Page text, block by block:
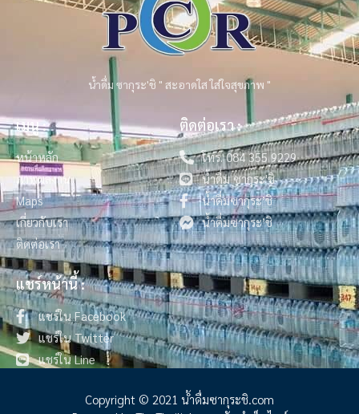
น้ำดื่ม ซากุระ'ชิ " สะอาดใส ใส่ใจสุขภาพ "
เมนู :
หน้าหลัก
ภาพผลงาน
Maps
เกี่ยวกับเรา
ติดต่อเรา
ติดต่อเรา :
โทร. 084 355 9229
น้ำดื่ม ซากุระ'ชิ
น้ำดื่มซากุระ’ชิ
น้ำดื่มซากุระ’ชิ
แชร์หน้านี้ :
แชร์ใน Facebook
แชร์ใน Twitter
แชร์ใน Line
Copyright © 2021 น้ําดื่มซากุระชิ.com